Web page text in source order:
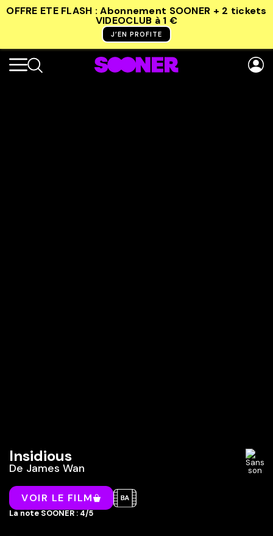
OFFRE ETE FLASH : Abonnement SOONER + 2 tickets
VIDEOCLUB à 1 €
J’EN PROFITE
Insidious
De James Wan
VOIR LE FILM
La note SOONER : 4/5